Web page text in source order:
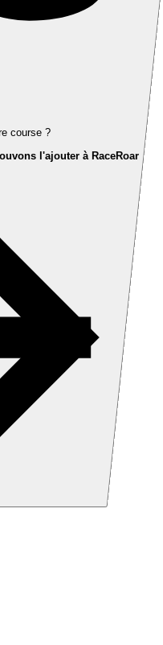
course ?
l'ajouter à RaceRoar